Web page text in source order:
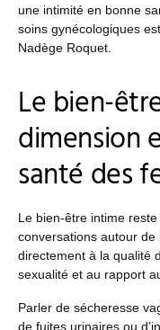
une intimité en bonne
soins gynécologiques
Nadège Roquet.
Le bien-
dimension
santé des
Le bien-être intime
conversations autour
directement à la qualité
sexualité et au rapport
Parler de sécheresse
de fuites urinaires ou